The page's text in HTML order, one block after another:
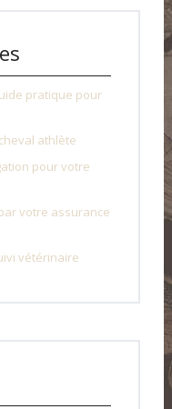
pratique pour
athlète
pour votre
votre assurance
vétérinaire